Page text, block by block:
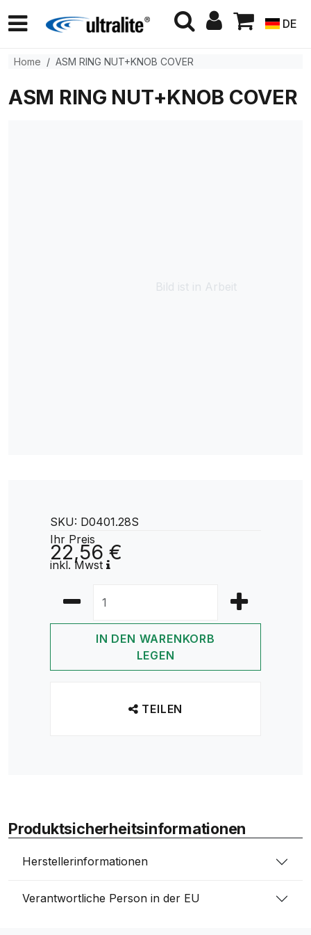
DE
Home ASM RING NUT+KNOB COVER
ASM RING NUT+KNOB COVER
Bild ist in Arbeit
SKU: D0401.28S
Ihr Preis
22,56 €
inkl. Mwst
IN DEN WARENKORB
LEGEN
TEILEN
Produktsicherheitsinformationen
Herstellerinformationen
Verantwortliche Person in der EU